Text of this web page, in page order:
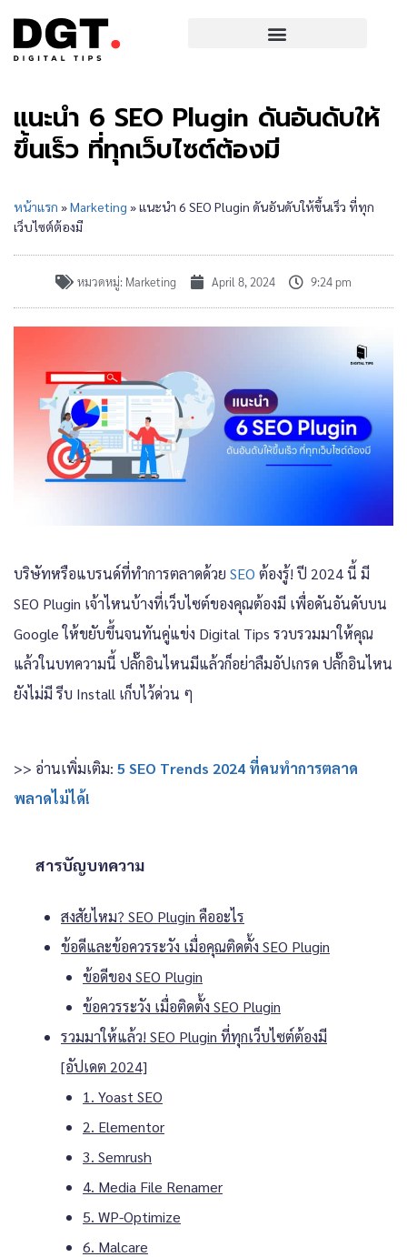
แนะนำ 6 SEO Plugin ดันอันดับให้
ขึ้นเร็ว ที่ทุกเว็บไซต์ต้องมี
หน้าแรก »Marketing »แนะนำ 6 SEO Plugin ดันอันดับให้ขึ้นเร็ว ที่ทุก
เว็บไซต์ต้องมี
หมวดหมู่: Marketing April 8, 2024 9:24 pm
บริษัทหรือแบรนด์ที่ทำการตลาดด้วย SEO ต้องรู้! ปี 2024 นี้ มี
SEO Plugin เจ้าไหนบ้างที่เว็บไซต์ของคุณต้องมี เพื่อดันอันดับบน
Google ให้ขยับขึ้นจนทันคู่แข่ง Digital Tips รวบรวมมาให้คุณ
แล้วในบทความนี้ ปลั๊กอินไหนมีแล้วก็อย่าลืมอัปเกรด ปลั๊กอินไหน
ยังไม่มี รีบ Install เก็บไว้ด่วน ๆ
>> อ่านเพิ่มเติม: 5 SEO Trends 2024 ที่คนทำการตลาด
พลาดไม่ได้!
สารบัญบทความ
สงสัยไหม? SEO Plugin คืออะไร
ข้อดีและข้อควรระวัง เมื่อคุณติดตั้ง SEO Plugin
ข้อดีของ SEO Plugin
ข้อควรระวัง เมื่อติดตั้ง SEO Plugin
รวมมาให้แล้ว! SEO Plugin ที่ทุกเว็บไซต์ต้องมี
[อัปเดต 2024]
1. Yoast SEO
2. Elementor
3. Semrush
4. Media File Renamer
5. WP-Optimize
6. Malcare